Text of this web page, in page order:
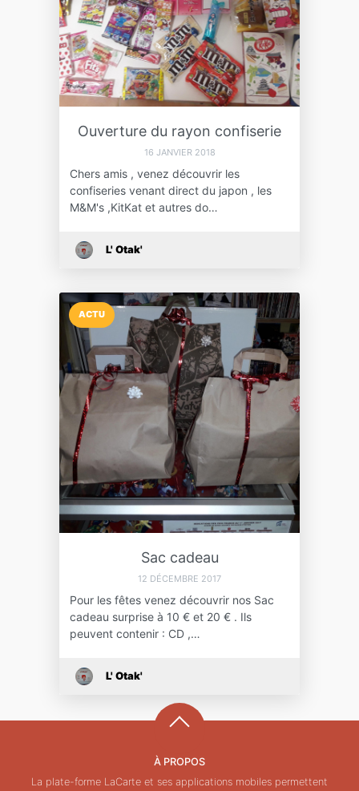
Ouverture du rayon confiserie
16 JANVIER 2018
Chers amis , venez découvrir les
confiseries venant direct du japon , les
M&M's ,KitKat et autres do…
L' Otak'
ACTU
Sac cadeau
12 DÉCEMBRE 2017
Pour les fêtes venez découvrir nos Sac
cadeau surprise à 10 € et 20 € . Ils
peuvent contenir : CD ,…
L' Otak'
À PROPOS
La plate-forme LaCarte et ses applications mobiles permettent